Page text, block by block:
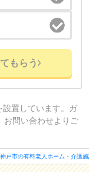
もらう
設置しています。ガ
お問い合わせよりご
神戸市の有料老人ホーム・介護